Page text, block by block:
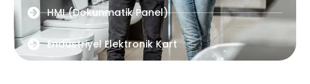
HMI (Dokunmatik Panel)
Endüstriyel Elektronik Kart